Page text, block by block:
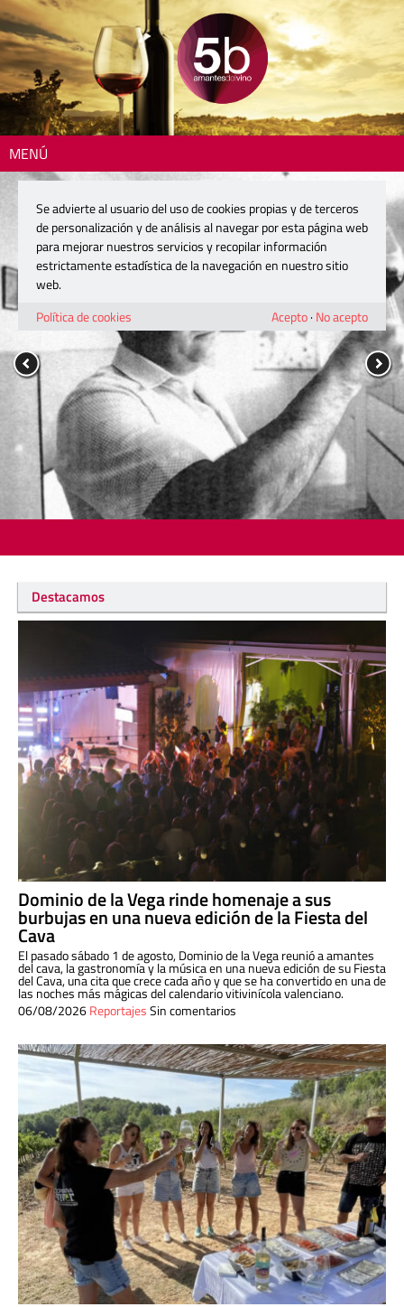
MENÚ
Destacamos
Dominio de la Vega rinde homenaje a sus
burbujas en una nueva edición de la Fiesta del
Cava
El pasado sábado 1 de agosto, Dominio de la Vega reunió a amantes
del cava, la gastronomía y la música en una nueva edición de su Fiesta
del Cava, una cita que crece cada año y que se ha convertido en una de
las noches más mágicas del calendario vitivinícola valenciano.
06/08/2026ReportajesSin comentarios
Se advierte al usuario del uso de cookies propias y de terceros
de personalización y de análisis al navegar por esta página web
para mejorar nuestros servicios y recopilar información
estrictamente estadística de la navegación en nuestro sitio
web.
Política de cookies
Acepto· No acepto